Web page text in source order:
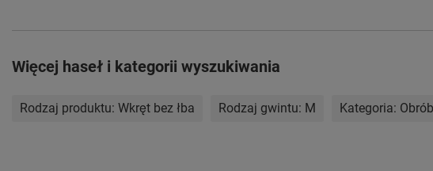
Więcej haseł i kategorii wyszukiwania
Rodzaj produktu: Wkręt bez łba Rodzaj gwintu: M Kategoria: